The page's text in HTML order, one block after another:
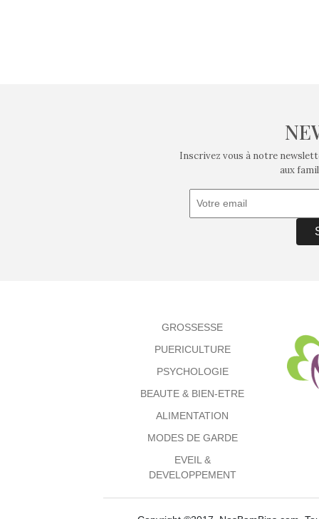
Inscrivez vous à notre
aux
GROSSESSE
PUERICULTURE
PSYCHOLOGIE
BEAUTE & BIEN-ETRE
ALIMENTATION
MODES DE GARDE
EVEIL &
DEVELOPPEMENT